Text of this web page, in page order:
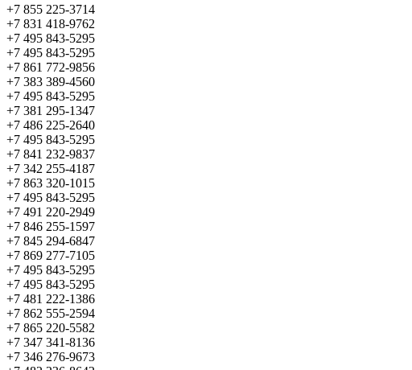
+7 855 225-3714
+7 831 418-9762
+7 495 843-5295
+7 495 843-5295
+7 861 772-9856
+7 383 389-4560
+7 495 843-5295
+7 381 295-1347
+7 486 225-2640
+7 495 843-5295
+7 841 232-9837
+7 342 255-4187
+7 863 320-1015
+7 495 843-5295
+7 491 220-2949
+7 846 255-1597
+7 845 294-6847
+7 869 277-7105
+7 495 843-5295
+7 495 843-5295
+7 481 222-1386
+7 862 555-2594
+7 865 220-5582
+7 347 341-8136
+7 346 276-9673